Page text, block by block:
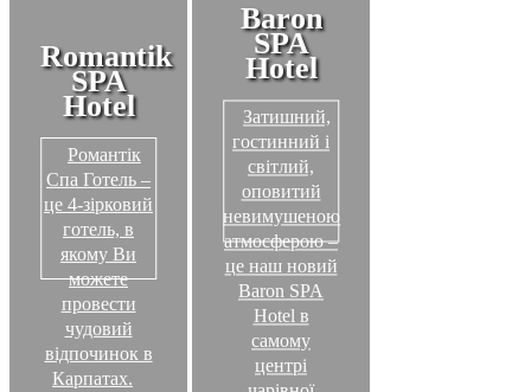
Romantik
SPA
Hotel
Романтік
Спа Готель –
це 4-зірковий
готель, в
якому Ви
можете
провести
чудовий
відпочинок в
Карпатах.
Baron
SPA
Hotel
Затишний,
гостинний і
світлий,
оповитий
невимушеною
атмосферою –
це наш новий
Baron SPA
Hotel в
самому
центрі